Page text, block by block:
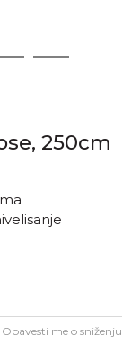
5 6
250cm
Obavesti me o sniženju